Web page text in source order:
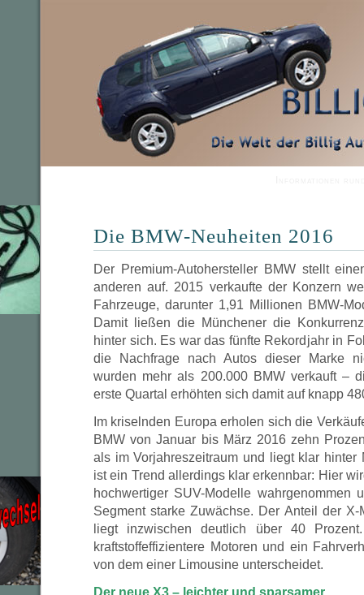
Die BMW-Neuheiten 2016
Der Premium-Autohersteller BMW stellt
anderen auf. 2015 verkaufte der Konzern
Fahrzeuge, darunter 1,91 Millionen BMW-
Damit ließen die Münchener die
hinter sich. Es war das fünfte Rekordjahr in
die Nachfrage nach Autos dieser Marke
wurden mehr als 200.000 BMW verkauft –
erste Quartal erhöhten sich damit auf knapp
Im kriselnden Europa erholen sich die
BMW von Januar bis März 2016 zehn
als im Vorjahreszeitraum und liegt klar hinter
ist ein Trend allerdings klar erkennbar: Hier
hochwertiger SUV-Modelle wahrgenommen
Segment starke Zuwächse. Der Anteil der X-
liegt inzwischen deutlich über 40
kraftstoffeffizientere Motoren und ein
von dem einer Limousine unterscheidet.
Der neue X3 – leichter und sparsamer